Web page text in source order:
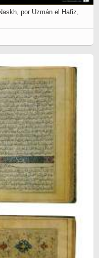
por Uzmán el Hafiz,